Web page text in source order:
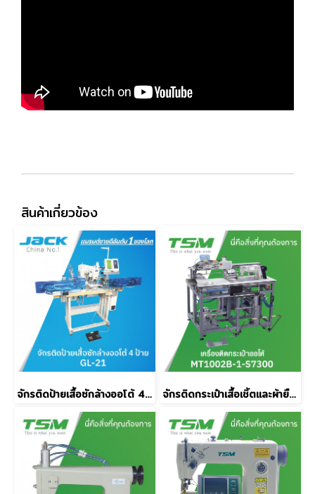
สินค้าเกี่ยวข้อง
จักรติดป้ายเสื้อซักล้างออโต้ 4 ป้าย JACK รุ่น GL-21 จักรติดกระเป๋าเสื้อเชิ้ตและผ้ายืดคอม TSM รุ่น 1002B-1-S7300A